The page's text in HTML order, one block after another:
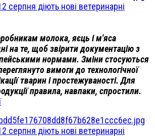
серпня діють нові ветеринарні
молока, яєць і м'яса
на те, щоб звірити документацію з
нормами. Зміни стосуються
вимоги до технологічної
тварин і простежуваності. Для
правила, навпаки, спростили.
серпня діють нові ветеринарні